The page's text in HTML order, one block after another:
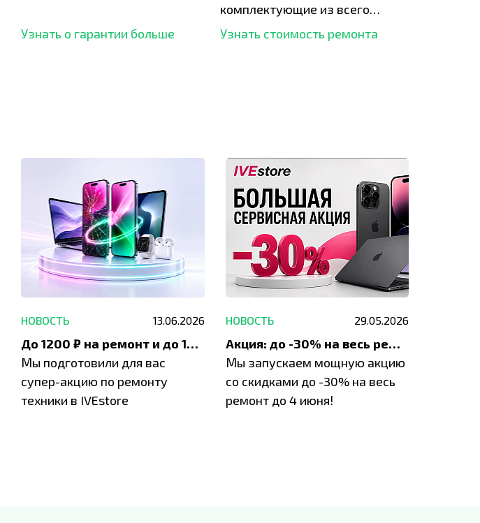
Узнать о гарантии больше
комплектующие из всего
рынка и используем самое
Узнать стоимость ремонта
НОВОСТЬ 13.06.2026
До 1200 ₽ на ремонт и до 1500 ₽ на покупку техники Apple
Мы подготовили для вас
супер-акцию по ремонту
техники в IVEstore
НОВОСТЬ 29.05.2026
Акция: до -30% на весь ремонт техники Apple
Мы запускаем мощную акцию
со скидками до -30% на весь
ремонт до 4 июня!